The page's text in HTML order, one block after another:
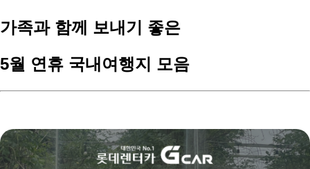
가족과 함께 보내기 좋은
5월 연휴 국내여행지 모음